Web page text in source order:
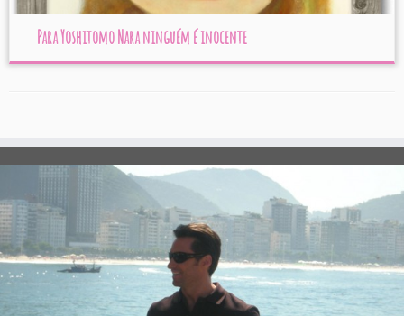
Para Yoshitomo Nara ninguém é inocente